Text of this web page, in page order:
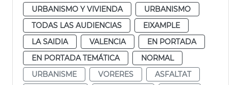
URBANISMO Y VIVIENDA
URBANISMO
TODAS LAS AUDIENCIAS
EIXAMPLE
LA SAIDIA
VALENCIA
EN PORTADA
EN PORTADA TEMÁTICA
NORMAL
URBANISME
VORERES
ASFALTAT